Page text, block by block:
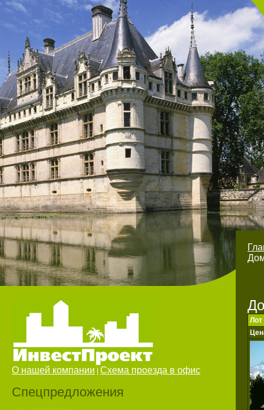
О нашей компании Схема проезда в офис
Спецпредложения